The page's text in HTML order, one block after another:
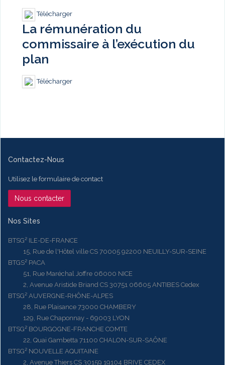
Télécharger
La rémunération du
commissaire à l’exécution du
plan
Télécharger
Contactez-Nous
Utilisez le formulaire de contact
Nous contacter
Nos Sites
BTSG² ILE-DE-FRANCE
15, Rue de l'Hôtel ville CS 70005 92200 NEUILLY-SUR-SEINE
BTGS² PACA
51, Rue Maréchal Joffre 06000 NICE
2, Avenue Aristide Briand CS 30751 06605 ANTIBES Cedex
BTSG² AUVERGNE-RHÔNE-ALPES
28, Rue Plaisance 73000 CHAMBERY
129, Rue Chaponnay - 69003 LYON
BTSG² BOURGOGNE-FRANCHE COMTE
22, Quai Gambetta 71100 CHALON-SUR-SAÔNE
BTSG² NOUVELLE AQUITAINE
2, Avenue Thiers CS 30159 19104 BRIVE CEDEX